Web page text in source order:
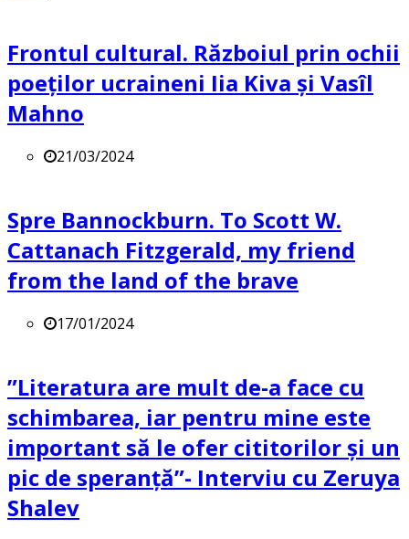
Frontul cultural. Războiul prin ochii
poeților ucraineni Iia Kiva și Vasîl
Mahno
21/03/2024
Spre Bannockburn. To Scott W.
Cattanach Fitzgerald, my friend
from the land of the brave
17/01/2024
”Literatura are mult de-a face cu
schimbarea, iar pentru mine este
important să le ofer cititorilor și un
pic de speranță”- Interviu cu Zeruya
Shalev